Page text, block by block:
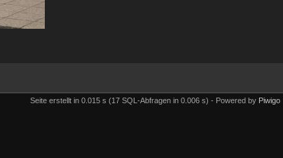
Seite erstellt in 0.015 s (17 SQL-Abfragen in 0.006 s) - Powered by Piwigo